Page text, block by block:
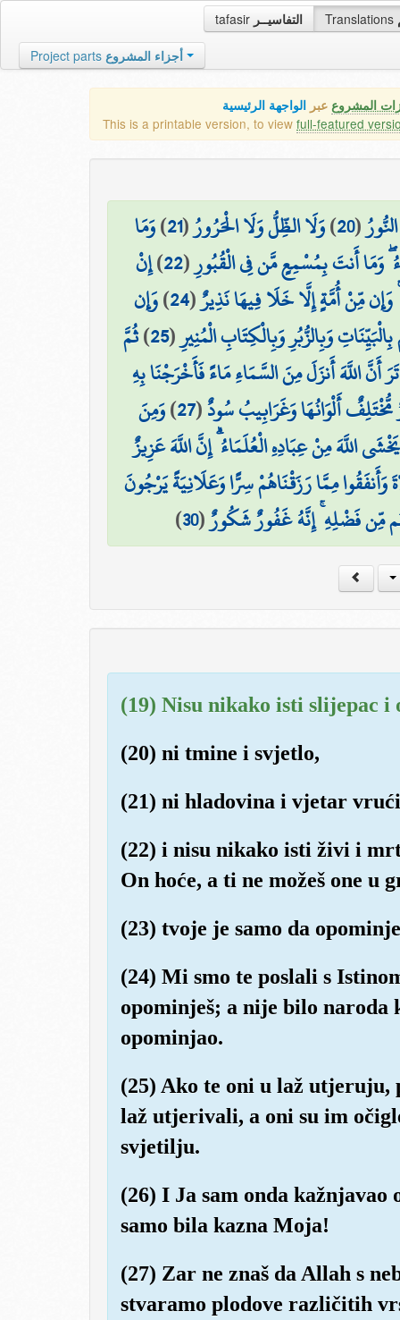
tafasir التفاسيــر Translations
Project parts أجزاء المشروع
المشروع عبر الواجهة الرئيسية
This is a printable version, to view full-featured
(
20
)وَلَا الظِّلُّ وَلَا الْحَرُورُ(
21
)وَمَا
وَمَا أَنتَ بِمُسْمِعٍ مَّن فِي الْقُبُورِ(
22
)إِنْ
وَإِن مِّنْ أُمَّةٍ إِلَّا خَلَا فِيهَا نَذِيرٌ(
24
)وَإِن
وَبِالزُّبُرِ وَبِالْكِتَابِ الْمُنِيرِ(
25
)ثُمَّ
أَنَّ اللَّهَ أَنزَلَ مِنَ السَّمَاءِ مَاءً فَأَخْرَجْنَا بِهِ
أَلْوَانُهَا وَغَرَابِيبُ سُودٌ(
27
)وَمِنَ
اللَّهَ مِنْ عِبَادِهِ الْعُلَمَاءُ ۗ إِنَّ اللَّهَ عَزِيزٌ
وَأَنفَقُوا مِمَّا رَزَقْنَاهُمْ سِرًّا وَعَلَانِيَةً يَرْجُونَ
مِّن فَضْلِهِ ۚ إِنَّهُ غَفُورٌ شَكُورٌ(
30
)
(19) Nisu nikako isti slijepac
(20) ni tmine i svjetlo,
(21) ni hladovina i vjetar
(22) i nisu nikako isti živi i
On hoće, a ti ne možeš one u
(23) tvoje je samo da
(24) Mi smo te poslali s
opominješ; a nije bilo naroda
opominjao.
(25) Ako te oni u laž
laž utjerivali, a oni su im
svjetilju.
(26) I Ja sam onda
samo bila kazna Moja!
(27) Zar ne znaš da Allah s
stvaramo plodove različitih